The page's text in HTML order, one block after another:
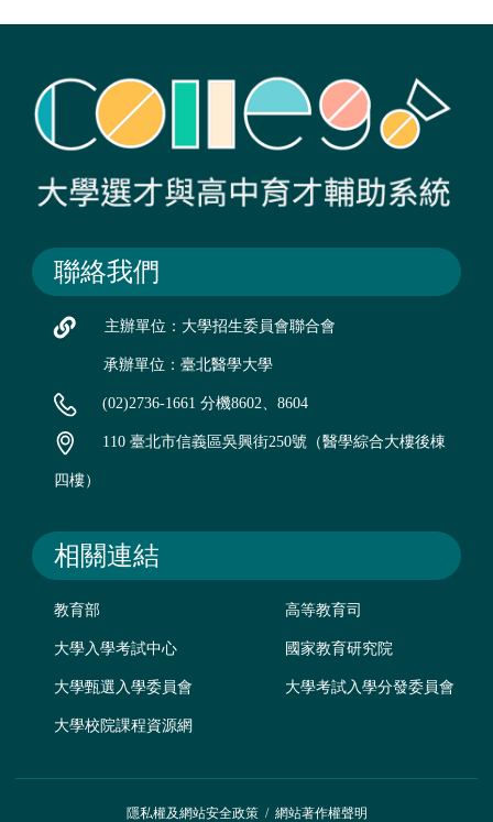
聯絡我們
主辦單位：大學招生委員會聯合會
承辦單位：臺北醫學大學
(02)2736-1661 分機8602、8604
110 臺北市信義區吳興街250號（醫學綜合大樓後棟
四樓）
相關連結
教育部 高等教育司
大學入學考試中心 國家教育研究院
大學甄選入學委員會 大學考試入學分發委員會
大學校院課程資源網
隱私權及網站安全政策/ 網站著作權聲明